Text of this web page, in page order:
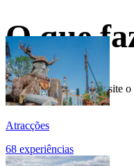
O que
Suba na Torre Eiffel, visite
Atracções
68 experiências